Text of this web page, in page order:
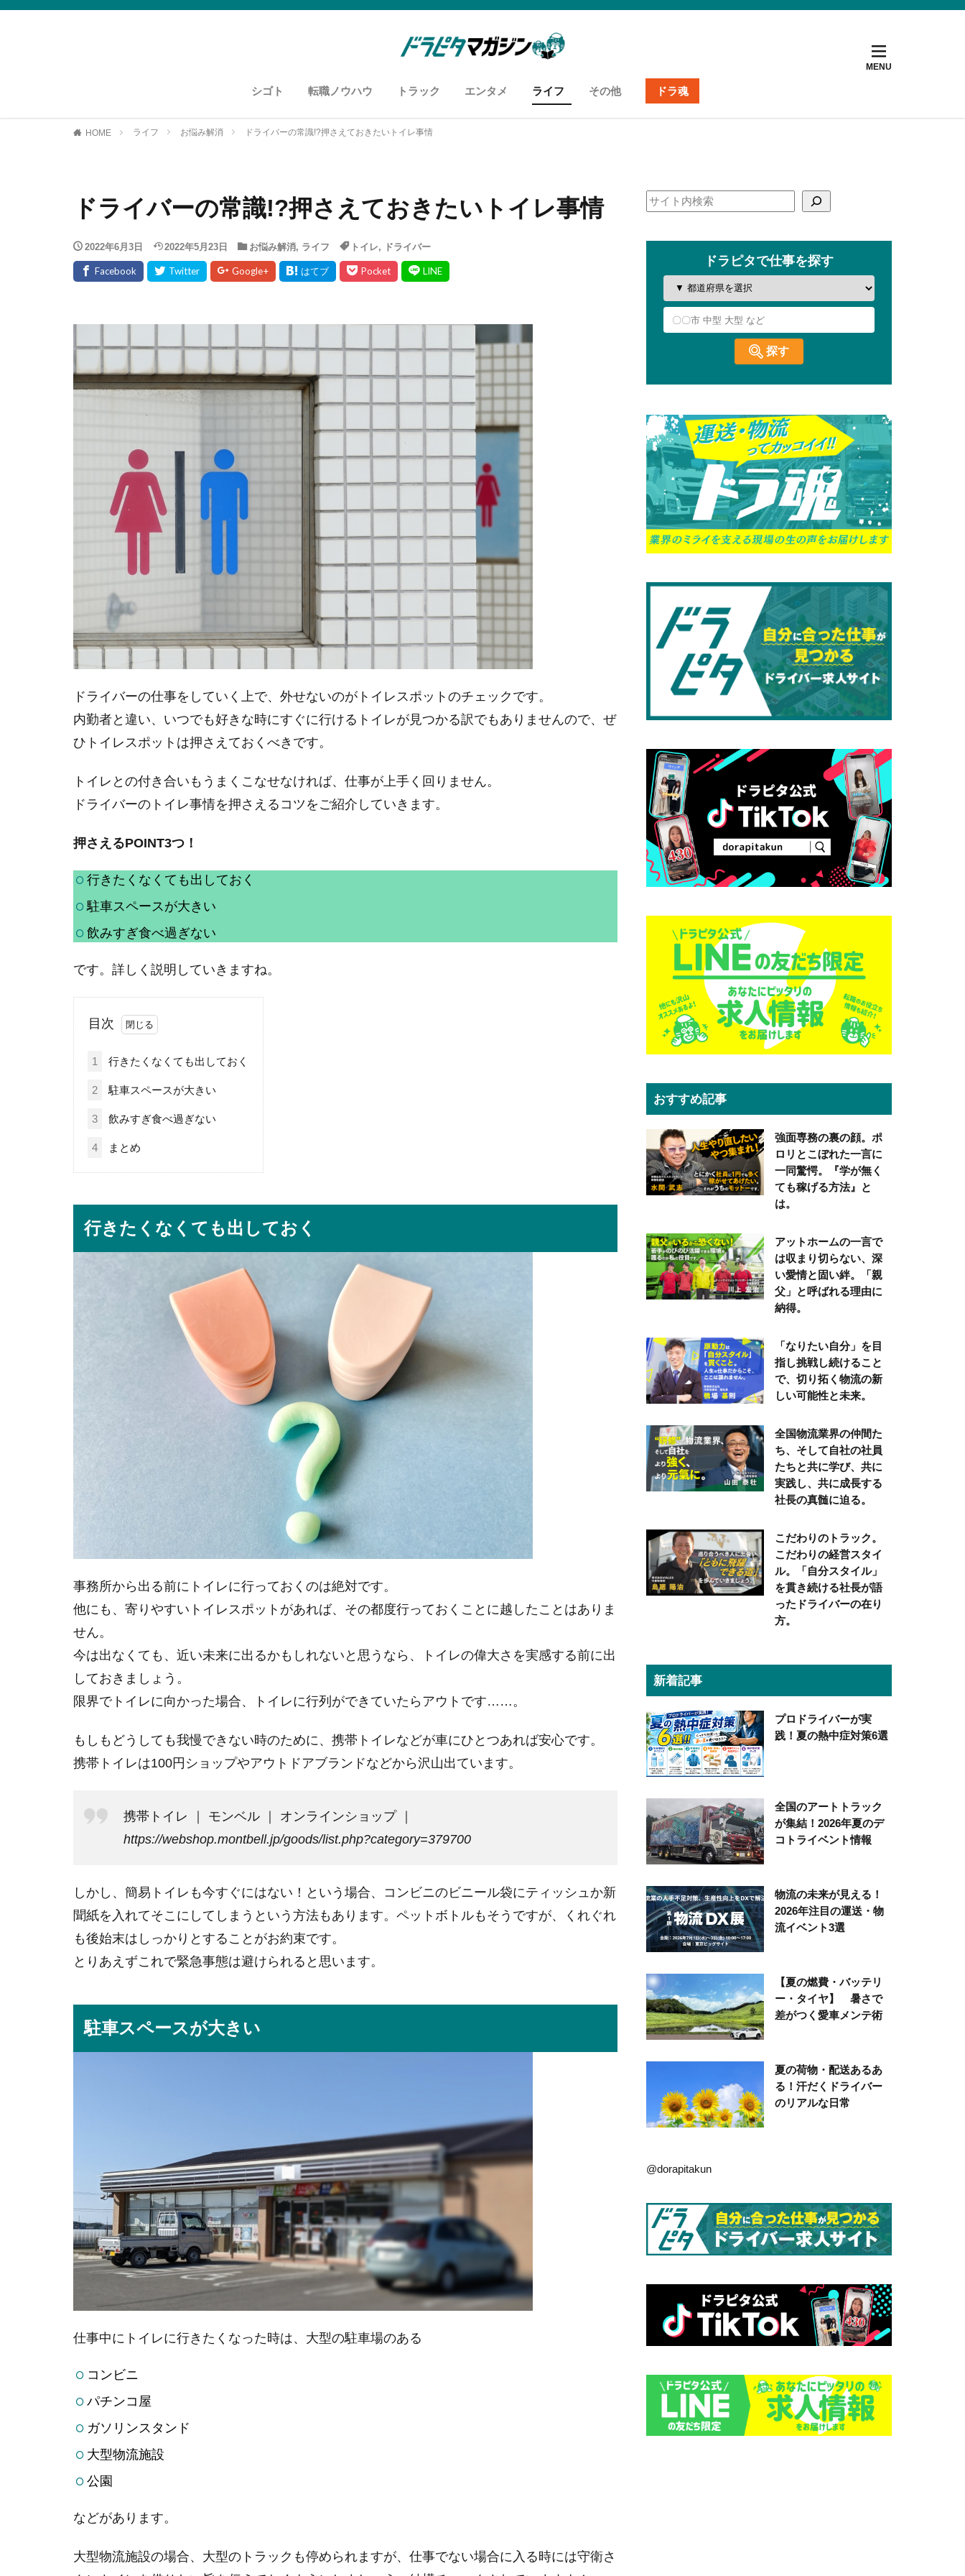
シゴト 転職ノウハウ トラック エンタメ ライフ その他 ドラ魂
HOME ライフ お悩み解消 ドライバーの常識!?押さえておきたいトイレ事情
ドライバーの常識!?押さえておきたいトイレ事情
2022年6月3日 2022年5月23日 お悩み解消, ライフ トイレ, ドライバー
ドライバーの仕事をしていく上で、外せないのがトイレスポットのチェックです。
内勤者と違い、いつでも好きな時にすぐに行けるトイレが見つかる訳でもありませんので、ぜ
ひトイレスポットは押さえておくべきです。
トイレとの付き合いもうまくこなせなければ、仕事が上手く回りません。
ドライバーのトイレ事情を押さえるコツをご紹介していきます。
押さえるPOINT3つ！
行きたくなくても出しておく
駐車スペースが大きい
飲みすぎ食べ過ぎない
です。詳しく説明していきますね。
目次
1 行きたくなくても出しておく
2 駐車スペースが大きい
3 飲みすぎ食べ過ぎない
4 まとめ
行きたくなくても出しておく
事務所から出る前にトイレに行っておくのは絶対です。
他にも、寄りやすいトイレスポットがあれば、その都度行っておくことに越したことはありま
せん。
今は出なくても、近い未来に出るかもしれないと思うなら、トイレの偉大さを実感する前に出
しておきましょう。
限界でトイレに向かった場合、トイレに行列ができていたらアウトです……。
もしもどうしても我慢できない時のために、携帯トイレなどが車にひとつあれば安心です。
携帯トイレは100円ショップやアウトドアブランドなどから沢山出ています。
携帯トイレ ｜ モンベル ｜ オンラインショップ ｜
https://webshop.montbell.jp/goods/list.php?category=379700
しかし、簡易トイレも今すぐにはない！という場合、コンビニのビニール袋にティッシュか新
聞紙を入れてそこにしてしまうという方法もあります。ペットボトルもそうですが、くれぐれ
も後始末はしっかりとすることがお約束です。
とりあえずこれで緊急事態は避けられると思います。
駐車スペースが大きい
仕事中にトイレに行きたくなった時は、大型の駐車場のある
コンビニ
パチンコ屋
ガソリンスタンド
大型物流施設
公園
などがあります。
大型物流施設の場合、大型のトラックも停められますが、仕事でない場合に入る時には守衛さ
おすすめ記事
強面専務の裏の顔。ポ
ロリとこぼれた一言に
一同驚愕。『学が無く
ても稼げる方法』と
は。
アットホームの一言で
は収まり切らない、深
い愛情と固い絆。「親
父」と呼ばれる理由に
納得。
「なりたい自分」を目
指し挑戦し続けること
で、切り拓く物流の新
しい可能性と未来。
全国物流業界の仲間た
ち、そして自社の社員
たちと共に学び、共に
実践し、共に成長する
社長の真髄に迫る。
こだわりのトラック。
こだわりの経営スタイ
ル。「自分スタイル」
を貫き続ける社長が語
ったドライバーの在り
方。
新着記事
プロドライバーが実
践！夏の熱中症対策6選
全国のアートトラック
が集結！2026年夏のデ
コトライベント情報
物流の未来が見える！
2026年注目の運送・物
流イベント3選
【夏の燃費・バッテリ
ー・タイヤ】 暑さで
差がつく愛車メンテ術
夏の荷物・配送あるあ
る！汗だくドライバー
のリアルな日常
@dorapitakun